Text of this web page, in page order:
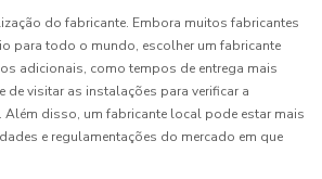
do fabricante. Embora muitos fabricantes
para todo o mundo, escolher um fabricante
adicionais, como tempos de entrega mais
visitar as instalações para verificar a
disso, um fabricante local pode estar mais
e regulamentações do mercado em que